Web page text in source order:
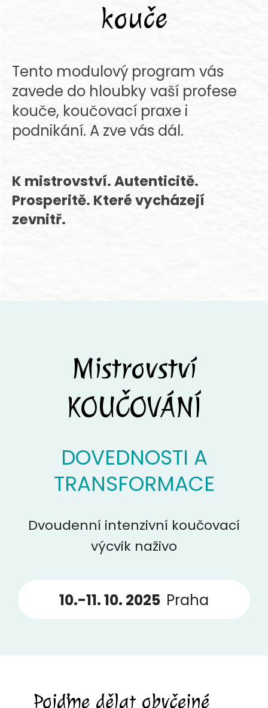
kouče
Tento modulový program vás
zavede do hloubky vaší profese
kouče, koučovací praxe i
podnikání. A zve vás dál.
K mistrovství. Autenticitě.
Prosperitě. Které vycházejí
zevnitř.
Mistrovství
KOUČOVÁNÍ
DOVEDNOSTI A
TRANSFORMACE
Dvoudenní intenzivní koučovací
výcvik naživo
10.-11. 10. 2025 Praha
Pojďme dělat obyčejné